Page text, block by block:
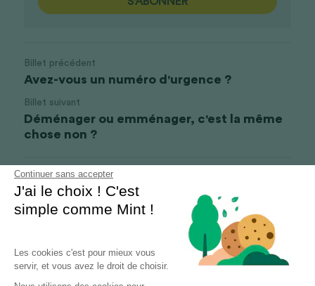
Continuer sans accepter
J'ai le choix ! C'est
simple comme Mint !
Les cookies c'est pour mieux vous
servir, et vous avez le droit de choisir.
Billet précédent
Avez-vous un numéro d'urgence ?
Billet suivant
Déménager ou emménager, c'est la même
chose non ?
Revenir au site